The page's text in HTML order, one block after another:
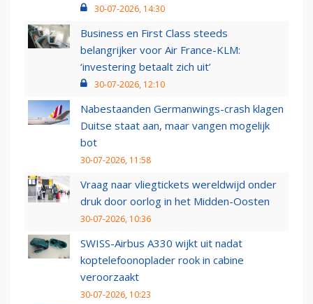
30-07-2026, 14:30
Business en First Class steeds
belangrijker voor Air France-KLM:
‘investering betaalt zich uit’
30-07-2026, 12:10
Nabestaanden Germanwings-crash klagen
Duitse staat aan, maar vangen mogelijk
bot
30-07-2026, 11:58
Vraag naar vliegtickets wereldwijd onder
druk door oorlog in het Midden-Oosten
30-07-2026, 10:36
SWISS-Airbus A330 wijkt uit nadat
koptelefoonoplader rook in cabine
veroorzaakt
30-07-2026, 10:23